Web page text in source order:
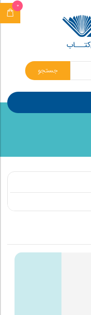
0
جستجو